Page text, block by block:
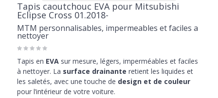
Tapis caoutchouc EVA pour Mitsubishi
Eclipse Cross 01.2018-
MTM personnalisables, impermeables et faciles a
nettoyer
Tapis en EVA sur mesure, légers, imperméables et faciles
à nettoyer. La surface drainante retient les liquides et
les saletés, avec une touche de design et de couleur
pour l’intérieur de votre voiture.